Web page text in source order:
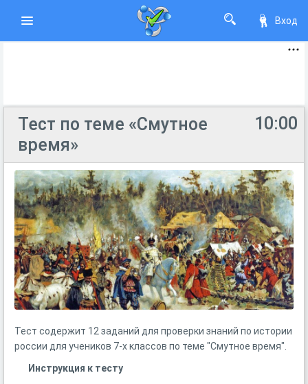
Вход
10:00
Тест по теме «Смутное
время»
Тест содержит 12 заданий для проверки знаний по истории
россии для учеников 7-х классов по теме "Смутное время".
Инструкция к тесту